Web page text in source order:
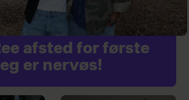
afsted for første
er nervøs!